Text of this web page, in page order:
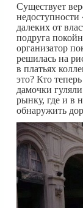
Существует
далеких от
подруга
организатор
решилась на
в платьях
это? Кто
дамочки
рынку, где и в
обнаружить